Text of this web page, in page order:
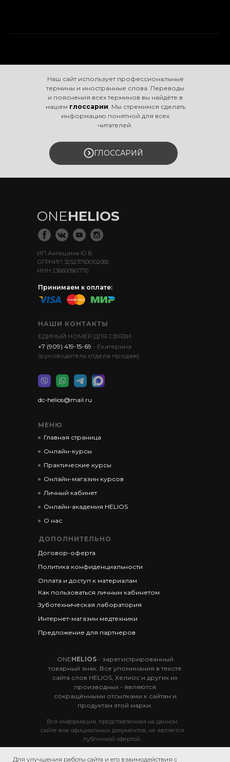
Для улучшения работы сайта и его взаимодействия с
Наш сайт использует профессиональные
термины и иностранные слова. Переводы
и пояснения всех терминов вы найдёте в
нашем глоссарии . Мы стремимся сделать
информацию понятной для всех
читателей.
ГЛОССАРИЙ
ДОПОЛНИТЕЛЬНО
Договор-оферта
Политика конфиденциальности
Оплата и доступ к материалам
Как пользоваться личным кабинетом
Зуботехническая лаборатория
Интернет-магазин медтехники
Предложение для партнеров
Главная страница
Онлайн-курсы
Практические курсы
Личный кабинет
Онлайн-академия HELIOS
МЕНЮ
dc-helios@mail.ru
ЕДИНЫЙ НОМЕР ДЛЯ СВЯЗИ
+7 (909) 419-15-69 - Екатерина
(руководитель отдела продаж)
НАШИ КОНТАКТЫ
ИП Антюшина Ю.В.
ОГРНИП 325237500102082
ИНН 236600961770
Вся информация, представленная на данном
сайте вне официальных документов, не является
публичной офертой.
Принимаем к оплате:
Онлайн-магазин курсов
О нас
ONEHELIOS
ONEHELIOS- зарегистрированный
товарный знак. Все упоминания в тексте
сайта слов HELIOS, Хелиос и других их
производных - являются
сокращёнными отсылками к сайтам и
продуктам этой марки.